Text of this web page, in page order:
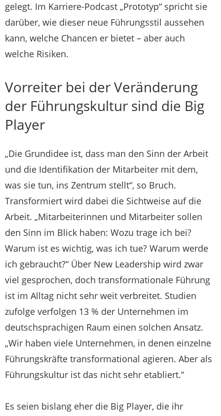
gelegt. Im Karriere-Podcast „Prototyp“ spricht sie
darüber, wie dieser neue Führungsstil aussehen
kann, welche Chancen er bietet – aber auch
welche Risiken.
Vorreiter bei der Veränderung
der Führungskultur sind die Big
Player
„Die Grundidee ist, dass man den Sinn der Arbeit
und die Identifikation der Mitarbeiter mit dem,
was sie tun, ins Zentrum stellt“, so Bruch.
Transformiert wird dabei die Sichtweise auf die
Arbeit. „Mitarbeiterinnen und Mitarbeiter sollen
den Sinn im Blick haben: Wozu trage ich bei?
Warum ist es wichtig, was ich tue? Warum werde
ich gebraucht?“ Über New Leadership wird zwar
viel gesprochen, doch transformationale Führung
ist im Alltag nicht sehr weit verbreitet. Studien
zufolge verfolgen 13 % der Unternehmen im
deutschsprachigen Raum einen solchen Ansatz.
„Wir haben viele Unternehmen, in denen einzelne
Führungskräfte transformational agieren. Aber als
Führungskultur ist das nicht sehr etabliert.“
Es seien bislang eher die Big Player, die ihr